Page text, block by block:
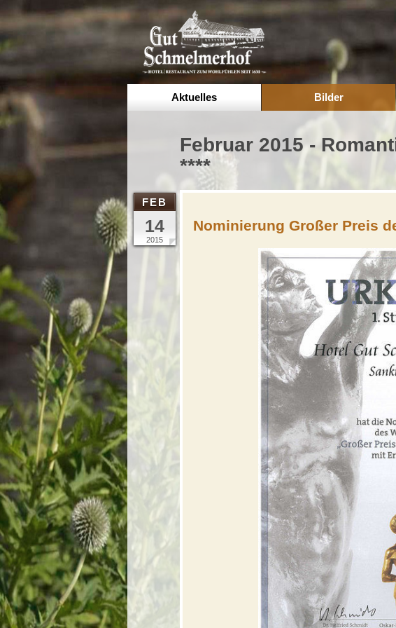
Aktuelles Bilder
Februar 2015 -
****
2015
14
FEB
Nominierung Großer Preis